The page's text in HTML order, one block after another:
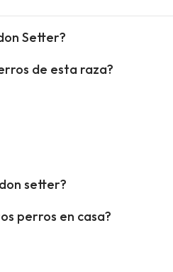
Setter?
de esta raza?
setter?
perros en casa?